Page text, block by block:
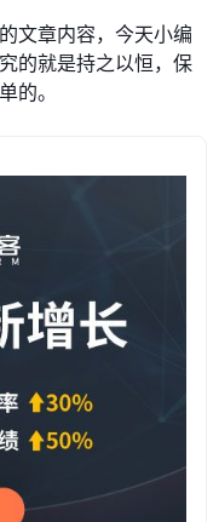
文章内容，今天小编
的就是持之以恒，保
的。